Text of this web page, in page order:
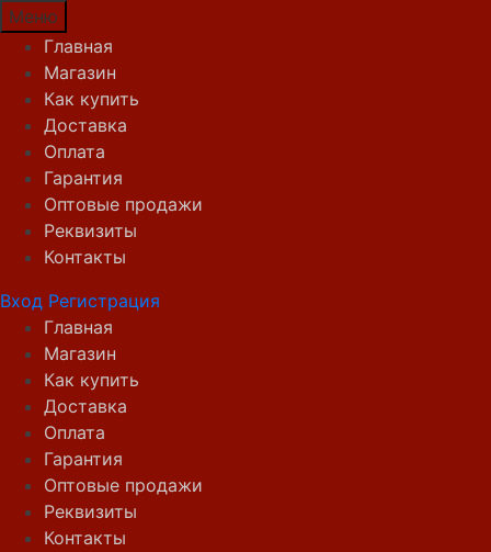
Меню
Главная
Магазин
Как купить
Доставка
Оплата
Гарантия
Оптовые продажи
Реквизиты
Контакты
Вход Регистрация
Главная
Магазин
Как купить
Доставка
Оплата
Гарантия
Оптовые продажи
Реквизиты
Контакты